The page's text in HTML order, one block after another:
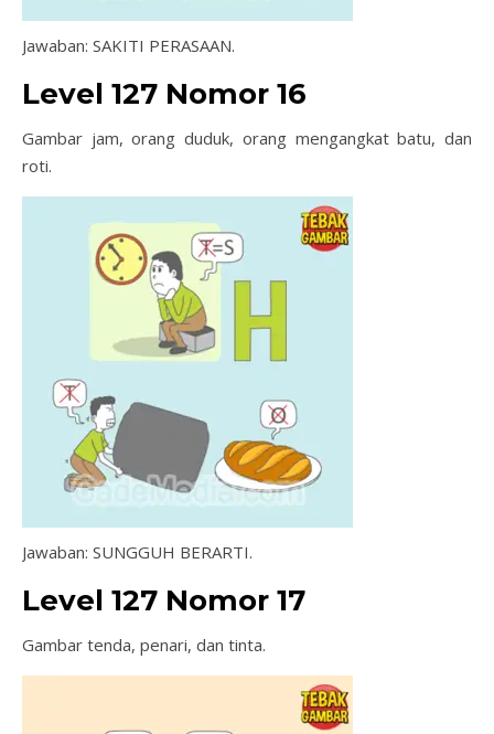
Jawaban: SAKITI PERASAAN.
Level 127 Nomor 16
Gambar jam, orang duduk, orang mengangkat batu, dan
roti.
Jawaban: SUNGGUH BERARTI.
Level 127 Nomor 17
Gambar tenda, penari, dan tinta.